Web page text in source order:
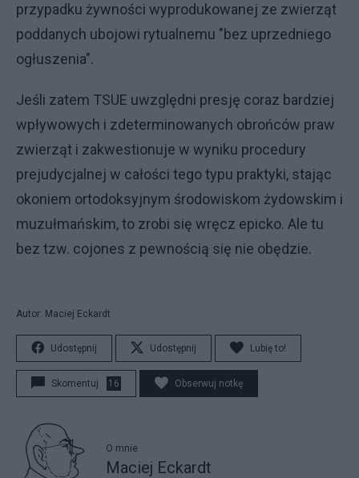
przypadku żywności wyprodukowanej ze zwierząt
poddanych ubojowi rytualnemu "bez uprzedniego
ogłuszenia".
Jeśli zatem TSUE uwzględni presję coraz bardziej
wpływowych i zdeterminowanych obrońców praw
zwierząt i zakwestionuje w wyniku procedury
prejudycjalnej w całości tego typu praktyki, stając
okoniem ortodoksyjnym środowiskom żydowskim i
muzułmańskim, to zrobi się wręcz epicko. Ale tu
bez tzw. cojones z pewnością się nie obędzie.
Autor: Maciej Eckardt
Udostępnij Udostępnij Lubię to!
Skomentuj 16 Obserwuj notkę
O mnie
Maciej Eckardt